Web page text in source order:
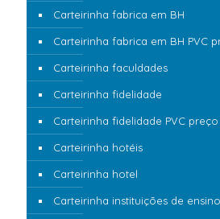
Carteirinha fabrica em BH
Carteirinha fabrica em BH PVC
Carteirinha faculdades
Carteirinha fidelidade
Carteirinha fidelidade PVC preço
Carteirinha hotéis
Carteirinha hotel
Carteirinha instituições de ensino